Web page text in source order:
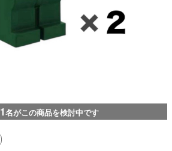
1名がこの商品を検討中です